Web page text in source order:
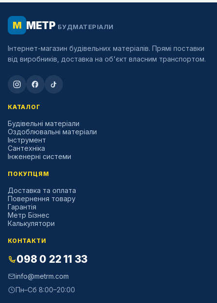
М МЕТР БУДМАТЕРІАЛИ
Інтернет-магазин будівельних матеріалів. Прямі поставки
від виробників, доставка на об'єкт власним транспортом.
КАТАЛОГ
Будівельні матеріали
Оздоблювальні матеріали
Інструмент
Сантехніка
Інженерні системи
ПОКУПЦЯМ
Доставка та оплата
Повернення товару
Гарантія
Метр Бізнес
Калькулятори
КОНТАКТИ
098 0 22 11 33
info@metrm.com
Пн–Сб 8:00–20:00